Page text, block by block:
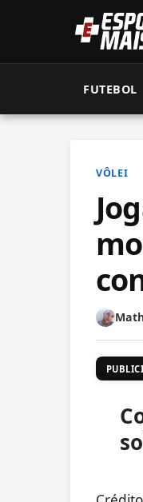
FUTEBOL
VÔLEI